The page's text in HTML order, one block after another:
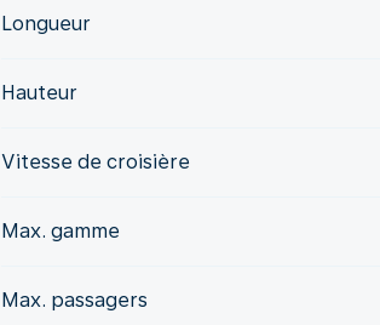
Longueur
Hauteur
Vitesse de croisière
Max. gamme
Max. passagers